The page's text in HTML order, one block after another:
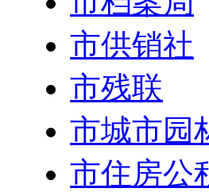
市供销社
市残联
市城市园
市住房公